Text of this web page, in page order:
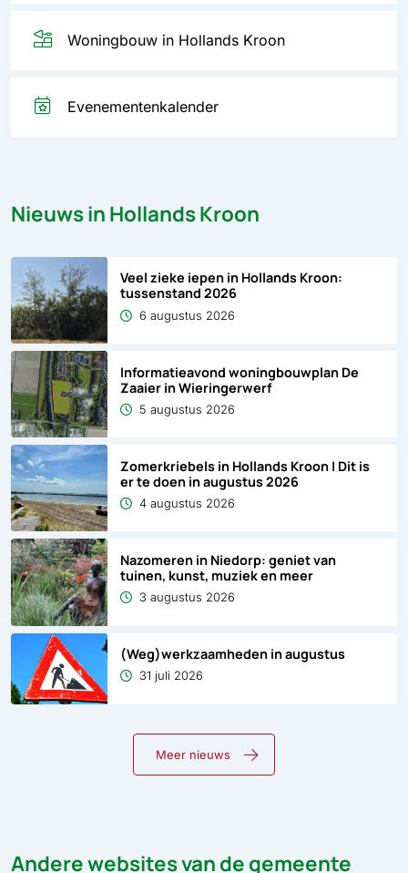
Woningbouw in Hollands Kroon
Evenementenkalender
Nieuws in Hollands Kroon
Veel zieke iepen in Hollands Kroon:
tussenstand 2026
6 augustus 2026
Informatieavond woningbouwplan De
Zaaier in Wieringerwerf
5 augustus 2026
Zomerkriebels in Hollands Kroon | Dit is
er te doen in augustus 2026
4 augustus 2026
Nazomeren in Niedorp: geniet van
tuinen, kunst, muziek en meer
3 augustus 2026
(Weg)werkzaamheden in augustus
31 juli 2026
Meer nieuws
Andere websites van de gemeente